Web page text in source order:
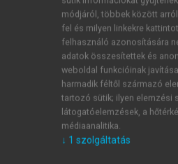
1. A tanuló
Az idegen nyelveket jól
kisebbség tagjaként bárki
elismert, kiváló felkészültségű,
időnként milyen gyatrán
ugyanakkor ugyanaz a
viszonylag szerényen
egészen hihetően tör
módjáról, többek között
fel és milyen linkekre
felhasználó azonosítására
adatok összesítettek és
weboldal funkcióinak
harmadik féltől származó
tartozó sütik; ilyen elemzési
látogatóelemzések, a
médiaanalitika.
↓ 1 szolgáltatás